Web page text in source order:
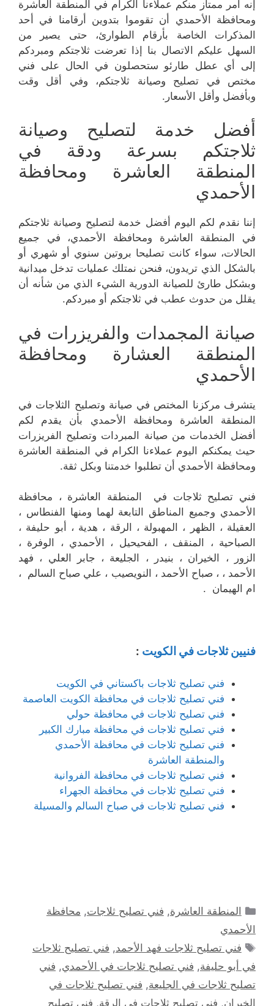
إنه أمر ممتاز منكم عملاءنا الكرام في المنطقة العاشرة
ومحافظة الأحمدي أن تقوموا بتدوين أرقامنا في أحد
المذكرات الخاصة بأرقام الطوارئ، حتى يصير من
السهل عليكم الاتصال بنا إذا تعرضت ثلاجتكم ومبردكم
إلى أي عطل طارئو ستحصلون في الحال على فني
مختص في تصليح وصيانة ثلاجتكم، وفي أقل وقت
وبأفضل وأقل الأسعار.
أفضل خدمة لتصليح وصيانة
ثلاجتكم بسرعة ودقة في
المنطقة العاشرة ومحافظة
الأحمدي
إننا نقدم لكم اليوم أفضل خدمة لتصليح وصيانة ثلاجتكم
في المنطقة العاشرة ومحافظة الأحمدي، في جميع
الحالات، سواء كانت تصليحا بروتين سنوي أو شهري أو
بالشكل الذي تريدون، فنحن نمتلك عمليات تدخل ميدانية
وبشكل طارئ للصيانة الدورية الشيء الذي من شأنه أن
يقلل من حدوث عطب في ثلاجتكم أو مبردكم.
صيانة المجمدات والفريزرات في
المنطقة العشارة ومحافظة
الأحمدي
يتشرف مركزنا المختص في صيانة وتصليح الثلاجات في
المنطقة العاشرة ومحافظة الأحمدي بأن يقدم لكم
أفضل الخدمات من صيانة المبردات وتصليح الفريزرات
حيث يمكنكم اليوم عملاءنا الكرام في المنطقة العاشرة
ومحافظة الأحمدي أن تطلبوا خدمتنا وبكل ثقة.
فني تصليح ثلاجات في المنطقة العاشرة ، محافظة
الأحمدي وجميع المناطق التابعة لهما ومنها الفنطاس ،
العقيلة ، الظهر ، المهبولة ، الرقة ، هدية ، أبو حليفة ،
الصباحية ، المنقف ، الفحيحيل ، الأحمدي ، الوفرة ،
الزور ، الخيران ، بنيدر ، الجليعة ، جابر العلي ، فهد
الأحمد ، ، صباح الأحمد ، النويصيب ، علي صباح السالم ،
ام الهيمان .
فنيين ثلاجات في الكويت :
فني تصليح ثلاجات باكستاني في الكويت
فني تصليح ثلاجات في محافظة الكويت العاصمة
فني تصليح ثلاجات في محافظة حولي
فني تصليح ثلاجات في محافظة مبارك الكبير
فني تصليح ثلاجات في محافظة الأحمدي
والمنطقة العاشرة
فني تصليح ثلاجات في محافظة الفروانية
فني تصليح ثلاجات في محافظة الجهراء
فني تصليح ثلاجات في صباح السالم والمسيلة
التصنيفات
المنطقة العاشرة, فني تصليح ثلاجات, محافظة
الأحمدي
الوسوم
فني تصليح ثلاجات فهد الأحمد, فني تصليح ثلاجات
في أبو حليفة, فني تصليح ثلاجات في الأحمدي, فني
تصليح ثلاجات في الجليعة, فني تصليح ثلاجات في
الخيران, فني تصليح ثلاجات في الرقة, فني تصليح